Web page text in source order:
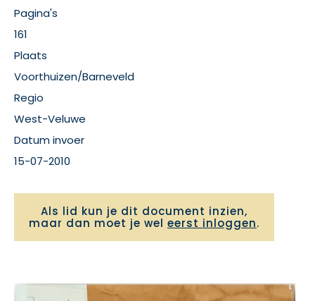
Pagina's
161
Plaats
Voorthuizen/Barneveld
Regio
West-Veluwe
Datum invoer
15-07-2010
Als lid kun je dit document inzien,
maar dan moet je wel eerst inloggen.